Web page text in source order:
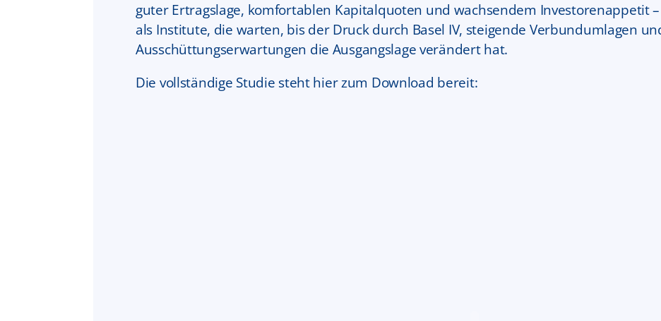
guter Ertragslage, komfortablen Kapitalquoten und wachsendem Investorenappetit
als Institute, die warten, bis der Druck durch Basel IV, steigende Verbundumlagen
Ausschüttungserwartungen die Ausgangslage verändert hat.
Die vollständige Studie steht hier zum Download bereit: